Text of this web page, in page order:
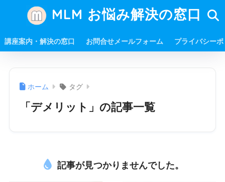
MLM お悩み解決の窓口
講座案内・解決の窓口 お問合せメールフォーム プライバシー
ホーム タグ
「デメリット」の記事一覧
記事が見つかりませんでした。